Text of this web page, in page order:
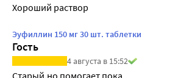
Хороший раствор
Эуфиллин 150 мг 30 шт. таблетки
Гость
4 августа в 15:52
Старый,но помогает пока